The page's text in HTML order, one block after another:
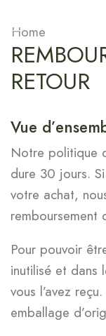
Home
RETOUR
Vue
Notre politique
dure 30 jours.
votre achat,
remboursement
Pour pouvoir
inutilisé et dans
vous l’avez
emballage